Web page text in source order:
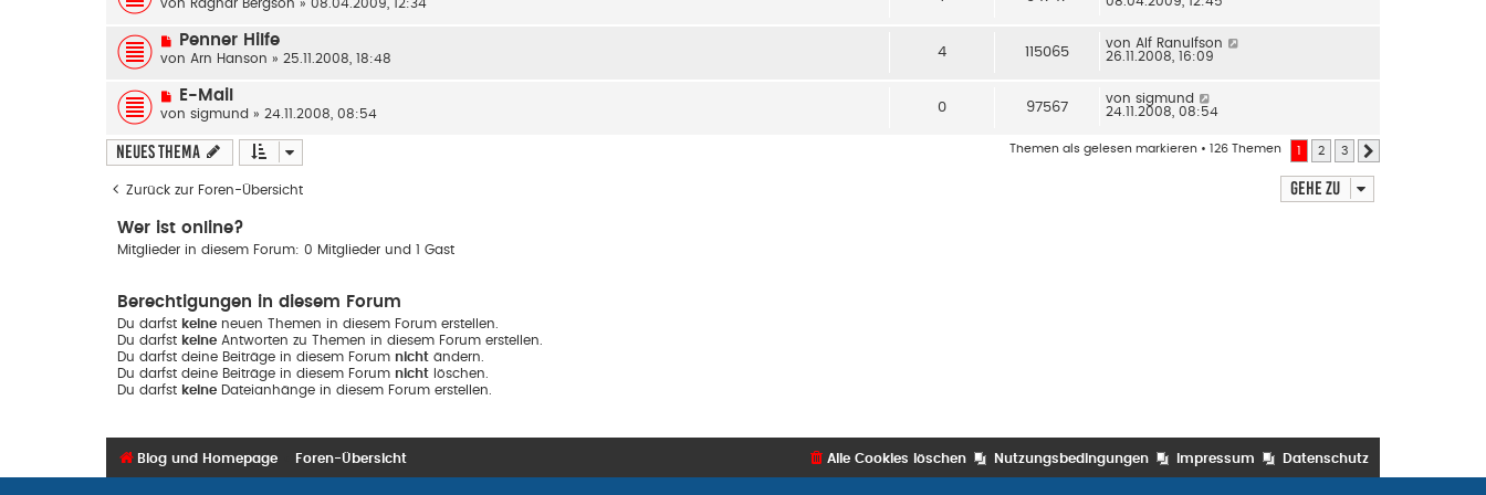
von Ragnar Bergson » 08.04.2009, 12:34
Penner Hilfe
von Arn Hanson » 25.11.2008, 18:48 4 115065
von Alf Ranulfson
26.11.2008, 16:09
E-Mail
von sigmund » 24.11.2008, 08:54 0 97567
von sigmund
24.11.2008, 08:54
Neues Thema Themen als gelesen markieren • 126 Themen 1 2 3
Zurück zur Foren-Übersicht Gehe zu
Wer ist online?
Mitglieder in diesem Forum: 0 Mitglieder und 1 Gast
Berechtigungen in diesem Forum
Du darfst keine neuen Themen in diesem Forum erstellen.
Du darfst keine Antworten zu Themen in diesem Forum erstellen.
Du darfst deine Beiträge in diesem Forum nicht ändern.
Du darfst deine Beiträge in diesem Forum nicht löschen.
Du darfst keine Dateianhänge in diesem Forum erstellen.
Blog und Homepage Foren-Übersicht Datenschutz
Impressum
Nutzungsbedingungen
Alle Cookies löschen